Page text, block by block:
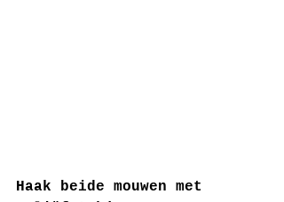
Haak beide mouwen met